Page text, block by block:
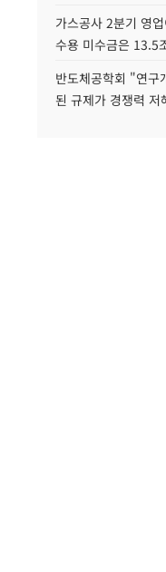
가스공사 2분기 영
수용 미수금은 13.5
반도체공학회 "연구
된 규제가 경쟁력 저